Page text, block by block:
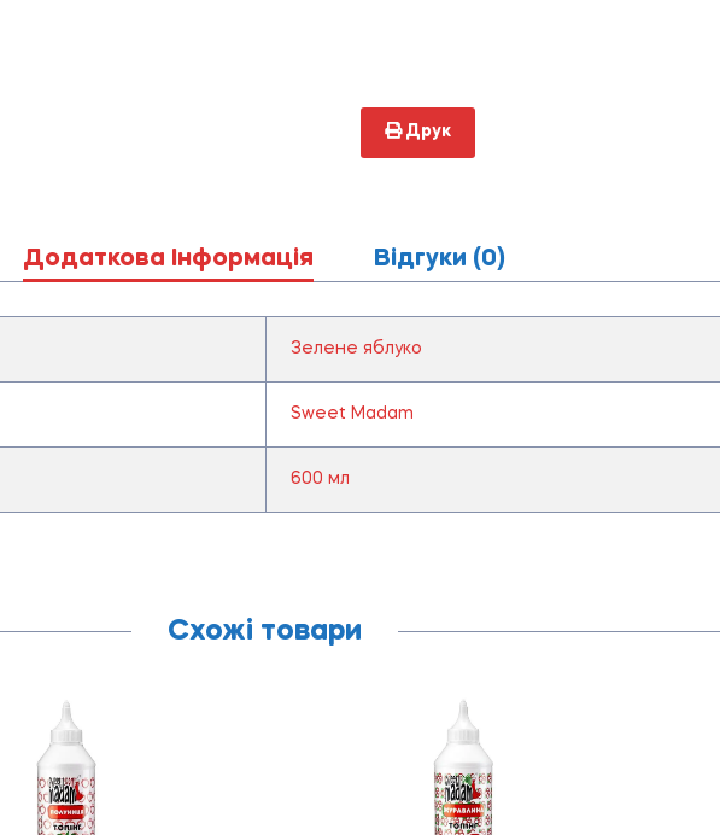
Друк
Додаткова Інформація Відгуки (0)
Зелене яблуко
Sweet Madam
600 мл
Схожі товари